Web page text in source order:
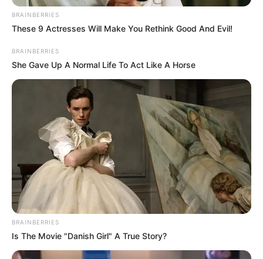
BRAINBERRIES
These 9 Actresses Will Make You Rethink Good And Evil!
BRAINBERRIES
She Gave Up A Normal Life To Act Like A Horse
BRAINBERRIES
Is The Movie "Danish Girl" A True Story?